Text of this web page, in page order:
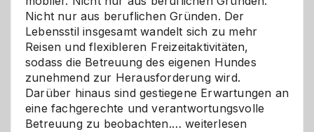
Nicht nur aus beruflichen Gründen. Der
Lebensstil insgesamt wandelt sich zu mehr
Reisen und flexibleren Freizeitaktivitäten,
sodass die Betreuung des eigenen Hundes
zunehmend zur Herausforderung wird.
Darüber hinaus sind gestiegene Erwartungen an
eine fachgerechte und verantwortungsvolle
Betreuung zu beobachten.…Betreuung
weiterlesen